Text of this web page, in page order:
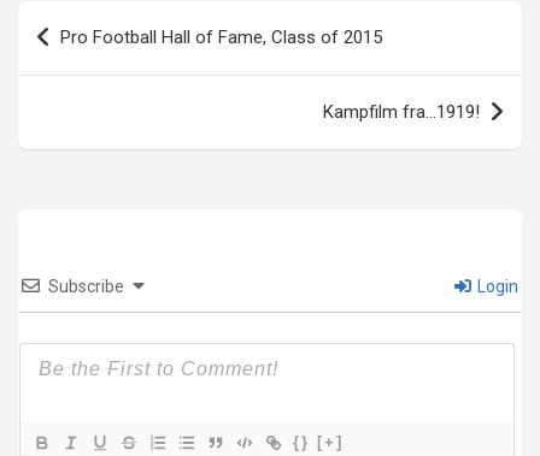
Innleggsnavigasjon
Pro Football Hall of Fame, Class of 2015
Kampfilm fra…1919!
Subscribe Login
{} [+]